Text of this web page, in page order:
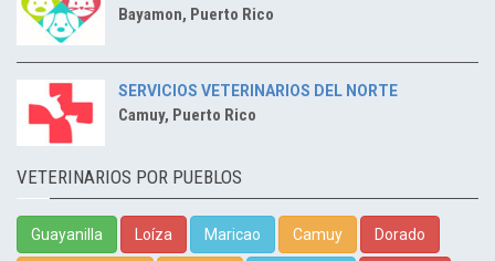
Bayamon, Puerto Rico
SERVICIOS VETERINARIOS DEL NORTE
Camuy, Puerto Rico
VETERINARIOS POR PUEBLOS
Guayanilla Loíza Maricao Camuy Dorado